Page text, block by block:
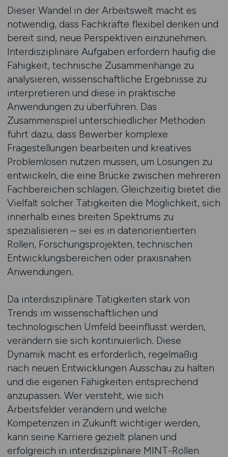
Dieser Wandel in der Arbeitswelt macht es
notwendig, dass Fachkräfte flexibel denken und
bereit sind, neue Perspektiven einzunehmen.
Interdisziplinäre Aufgaben erfordern häufig die
Fähigkeit, technische Zusammenhänge zu
analysieren, wissenschaftliche Ergebnisse zu
interpretieren und diese in praktische
Anwendungen zu überführen. Das
Zusammenspiel unterschiedlicher Methoden
führt dazu, dass Bewerber komplexe
Fragestellungen bearbeiten und kreatives
Problemlösen nutzen müssen, um Lösungen zu
entwickeln, die eine Brücke zwischen mehreren
Fachbereichen schlagen. Gleichzeitig bietet die
Vielfalt solcher Tätigkeiten die Möglichkeit, sich
innerhalb eines breiten Spektrums zu
spezialisieren – sei es in datenorientierten
Rollen, Forschungsprojekten, technischen
Entwicklungsbereichen oder praxisnahen
Anwendungen.
Da interdisziplinäre Tätigkeiten stark von
Trends im wissenschaftlichen und
technologischen Umfeld beeinflusst werden,
verändern sie sich kontinuierlich. Diese
Dynamik macht es erforderlich, regelmäßig
nach neuen Entwicklungen Ausschau zu halten
und die eigenen Fähigkeiten entsprechend
anzupassen. Wer versteht, wie sich
Arbeitsfelder verändern und welche
Kompetenzen in Zukunft wichtiger werden,
kann seine Karriere gezielt planen und
erfolgreich in interdisziplinäre MINT-Rollen